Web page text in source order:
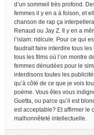
d’un sommeil très profond.
femmes il y en a à foison, et
chanson de rap ça
Renaud ou Jay Z. Il y en a
l’islam: ridicule. Pour ce qui
faudrait faire interdire tous les
tous les films où l’on montre
femmes dénudées pour le
interdisons toutes les
qu’à côté de ce que je vois
poème. Vous êtes vous
Guetta, ou parce qu’il est
est acceptable? Et affirmer le
malhonnêteté intellectuelle.